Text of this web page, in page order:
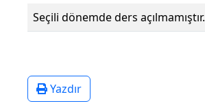
Seçili dönemde ders açılmamıştır.
Yazdır